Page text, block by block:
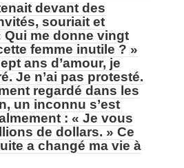
devant des
souriait et
Qui me donne vingt
femme inutile ? »
ans d’amour, je
Je n’ai pas protesté.
regardé dans les
un inconnu s’est
: « Je vous
de dollars. » Ce
a changé ma vie à